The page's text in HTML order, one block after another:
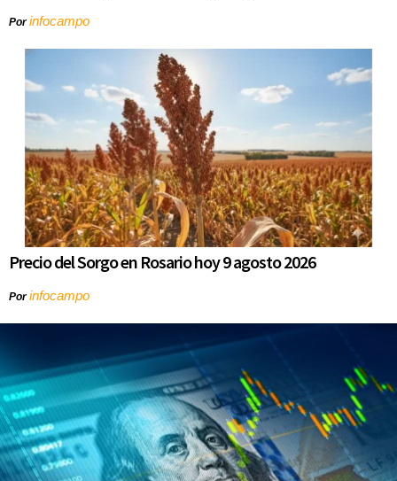
Porinfocampo
Precio del Sorgo en Rosario hoy 9 agosto 2026
Porinfocampo